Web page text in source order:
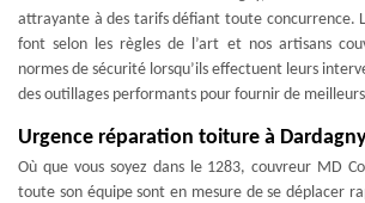
attrayante à des tarifs défiant toute concurrence.
font selon les règles de l’art et nos artisans
normes de sécurité lorsqu’ils effectuent leurs
des outillages performants pour fournir de
Urgence réparation toiture à
Où que vous soyez dans le 1283, couvreur MD
toute son équipe sont en mesure de se déplacer